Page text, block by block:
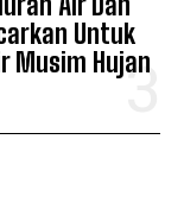
Untuk
Musim Hujan